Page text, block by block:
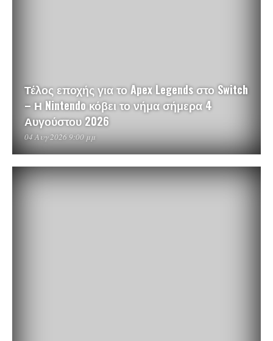
Τέλος εποχής για το Apex Legends στο Switch
– Η Nintendo κόβει το νήμα σήμερα 4
Αυγούστου 2026
04 Αυγ 2026 9:00 μμ